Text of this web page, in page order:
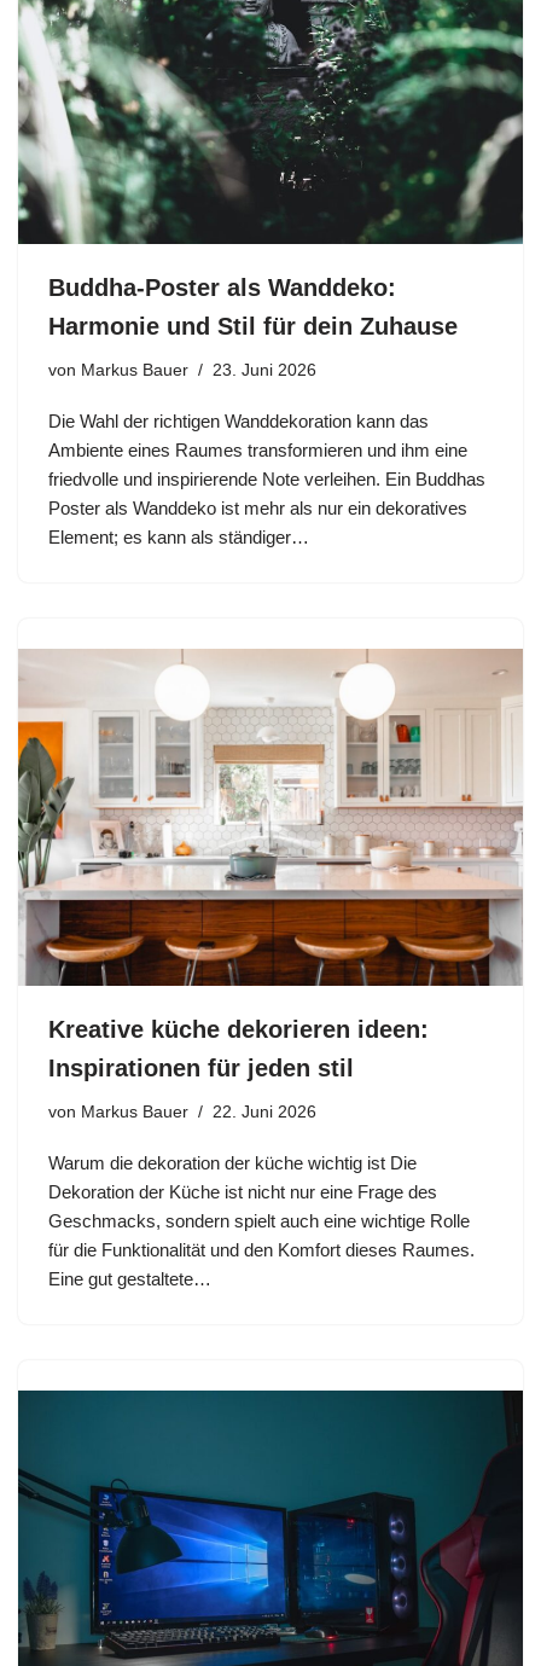
Buddha-Poster als Wanddeko:
Harmonie und Stil für dein Zuhause
von Markus Bauer 23. Juni 2026
Die Wahl der richtigen Wanddekoration kann das
Ambiente eines Raumes transformieren und ihm eine
friedvolle und inspirierende Note verleihen. Ein Buddhas
Poster als Wanddeko ist mehr als nur ein dekoratives
Element; es kann als ständiger…
Kreative küche dekorieren ideen:
Inspirationen für jeden stil
von Markus Bauer 22. Juni 2026
Warum die dekoration der küche wichtig ist Die
Dekoration der Küche ist nicht nur eine Frage des
Geschmacks, sondern spielt auch eine wichtige Rolle
für die Funktionalität und den Komfort dieses Raumes.
Eine gut gestaltete…